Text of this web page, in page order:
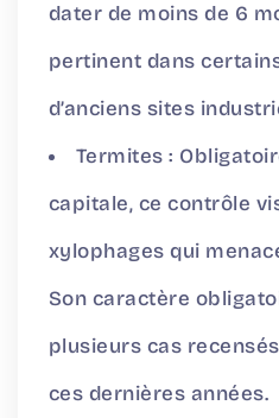
dater de moins de 6
pertinent dans
d’anciens sites
Termites :
capitale, ce contrôle
xylophages qui
Son caractère
plusieurs cas
ces dernières années.